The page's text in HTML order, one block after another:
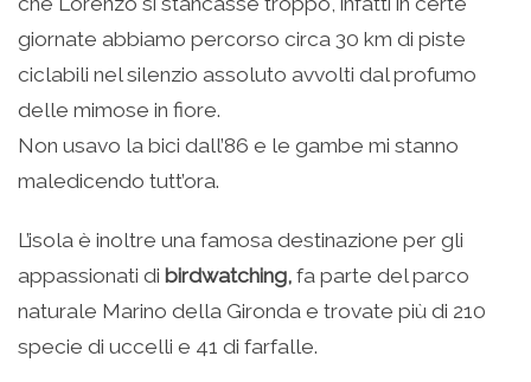
giornate abbiamo percorso circa 30 km di piste
ciclabili nel silenzio assoluto avvolti dal profumo
delle mimose in fiore.
Non usavo la bici dall’86 e le gambe mi stanno
maledicendo tutt’ora.
L’isola è inoltre una famosa destinazione per gli
appassionati di birdwatching, fa parte del parco
naturale Marino della Gironda e trovate più di 210
specie di uccelli e 41 di farfalle.